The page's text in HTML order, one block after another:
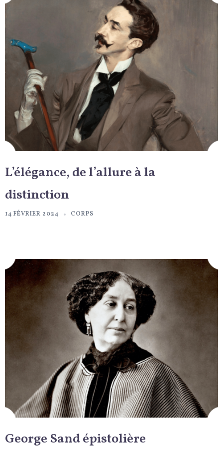
L’élégance, de l’allure à la
distinction
14 FÉVRIER 2024 CORPS
George Sand épistolière